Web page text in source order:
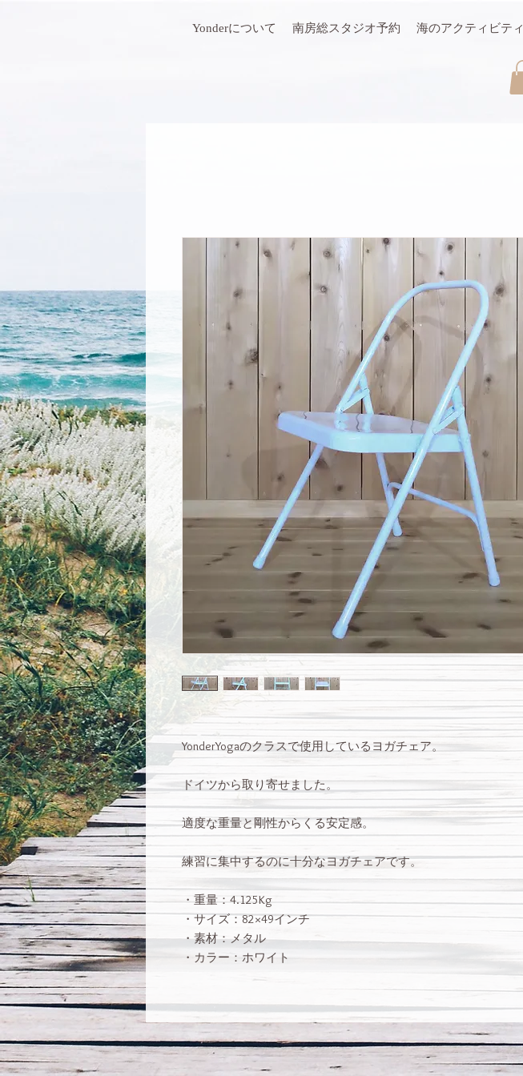
Yonderについて 南房総スタジオ予約 海のアクティビティ
YonderYogaのクラスで使用しているヨガチェア。
ドイツから取り寄せました。
適度な重量と剛性からくる安定感。
練習に集中するのに十分なヨガチェアです。
・重量：4.125Kg
・サイズ：82×49インチ
・素材：メタル
・カラー：ホワイト